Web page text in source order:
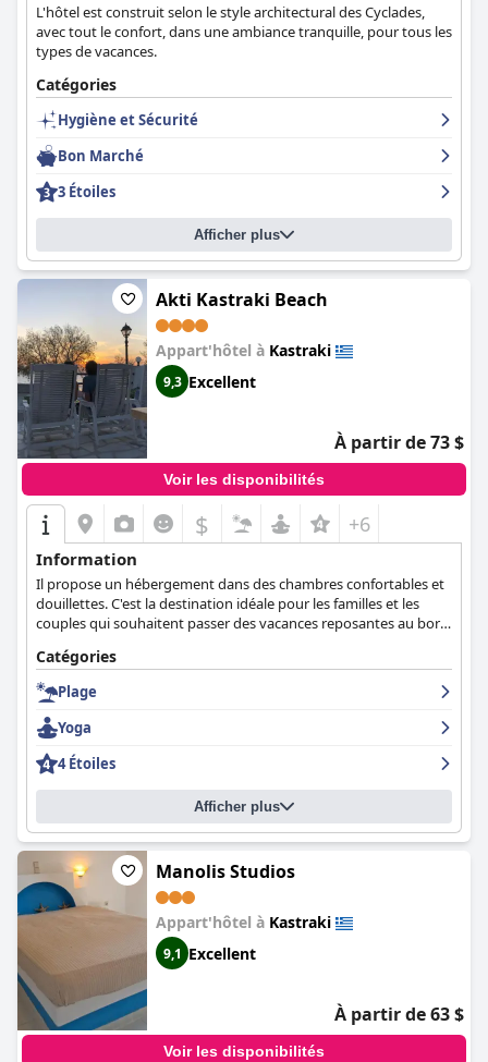
L'hôtel est construit selon le style architectural des Cyclades,
avec tout le confort, dans une ambiance tranquille, pour tous les
types de vacances.
Catégories
Hygiène et Sécurité
Bon Marché
3 Étoiles
Afficher plus
Akti Kastraki Beach
Appart'hôtel à Kastraki
9,3 Excellent
À partir de 73 $
Voir les disponibilités
$ +6
Information
Il propose un hébergement dans des chambres confortables et
douillettes. C'est la destination idéale pour les familles et les
couples qui souhaitent passer des vacances reposantes au bord
Catégories
Plage
Yoga
4 Étoiles
Afficher plus
Manolis Studios
Appart'hôtel à Kastraki
9,1 Excellent
À partir de 63 $
Voir les disponibilités